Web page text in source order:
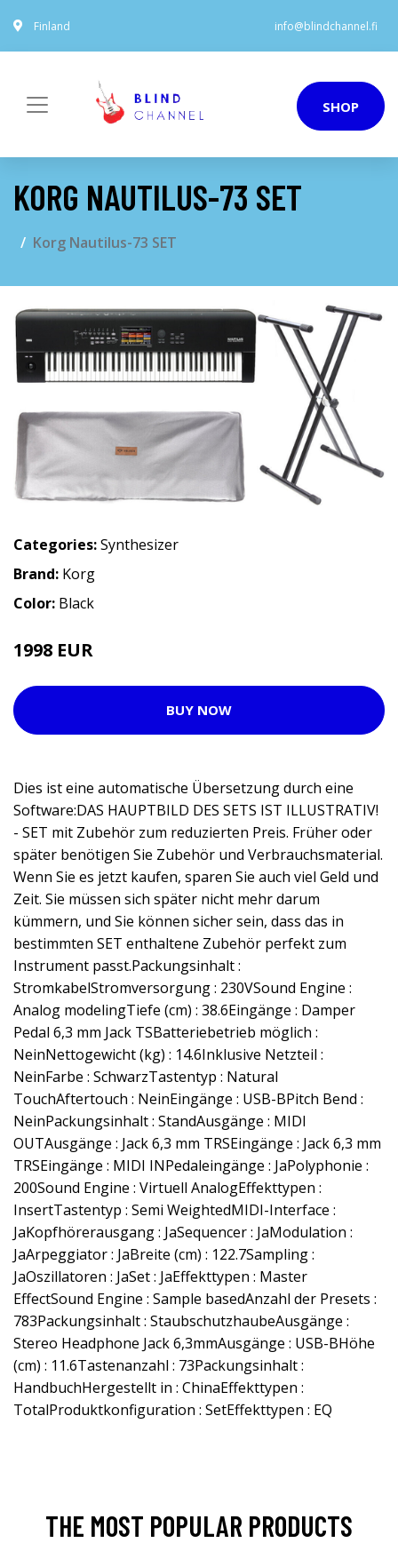
Finland info@blindchannel.fi
SHOP
KORG NAUTILUS-73 SET
Korg Nautilus-73 SET
Categories:Synthesizer
Brand: Korg
Color: Black
1998 EUR
BUY NOW
Dies ist eine automatische Übersetzung durch eine
Software:DAS HAUPTBILD DES SETS IST ILLUSTRATIV!
- SET mit Zubehör zum reduzierten Preis. Früher oder
später benötigen Sie Zubehör und Verbrauchsmaterial.
Wenn Sie es jetzt kaufen, sparen Sie auch viel Geld und
Zeit. Sie müssen sich später nicht mehr darum
kümmern, und Sie können sicher sein, dass das in
bestimmten SET enthaltene Zubehör perfekt zum
Instrument passt.Packungsinhalt :
StromkabelStromversorgung : 230VSound Engine :
Analog modelingTiefe (cm) : 38.6Eingänge : Damper
Pedal 6,3 mm Jack TSBatteriebetrieb möglich :
NeinNettogewicht (kg) : 14.6Inklusive Netzteil :
NeinFarbe : SchwarzTastentyp : Natural
TouchAftertouch : NeinEingänge : USB-BPitch Bend :
NeinPackungsinhalt : StandAusgänge : MIDI
OUTAusgänge : Jack 6,3 mm TRSEingänge : Jack 6,3 mm
TRSEingänge : MIDI INPedaleingänge : JaPolyphonie :
200Sound Engine : Virtuell AnalogEffekttypen :
InsertTastentyp : Semi WeightedMIDI-Interface :
JaKopfhörerausgang : JaSequencer : JaModulation :
JaArpeggiator : JaBreite (cm) : 122.7Sampling :
JaOszillatoren : JaSet : JaEffekttypen : Master
EffectSound Engine : Sample basedAnzahl der Presets :
783Packungsinhalt : StaubschutzhaubeAusgänge :
Stereo Headphone Jack 6,3mmAusgänge : USB-BHöhe
(cm) : 11.6Tastenanzahl : 73Packungsinhalt :
HandbuchHergestellt in : ChinaEffekttypen :
TotalProduktkonfiguration : SetEffekttypen : EQ
THE MOST POPULAR PRODUCTS